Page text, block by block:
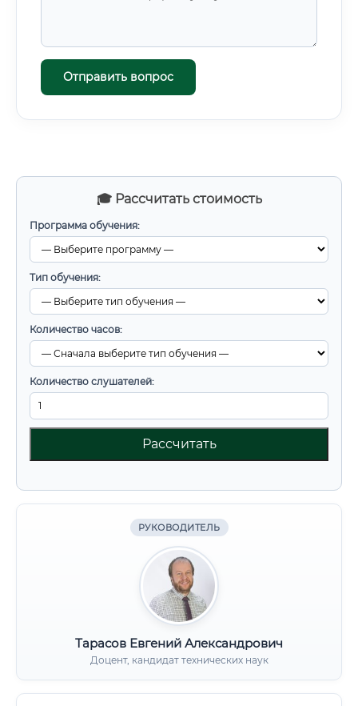
🎓 Рассчитать стоимость
Программа обучения:
Тип обучения:
Количество часов:
Количество слушателей:
Рассчитать
РУКОВОДИТЕЛЬ
Тарасов Евгений Александрович
Доцент, кандидат технических наук
Прогноз востребованности: Не исчезнет ли профессия
из-за ИИ 🤖 Это, пожалуй, самый актуальный вопрос.
Отправить вопрос